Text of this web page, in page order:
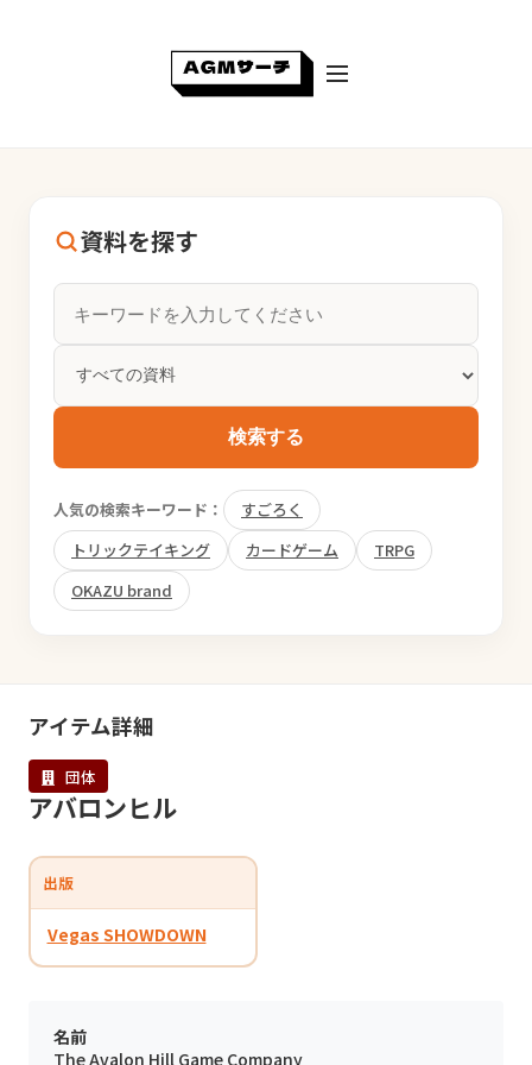
資料を探す
検索する
人気の検索キーワード：
すごろく
トリックテイキング
カードゲーム
TRPG
OKAZU brand
アイテム詳細
団体
アバロンヒル
出版
Vegas SHOWDOWN
名前
The Avalon Hill Game Company